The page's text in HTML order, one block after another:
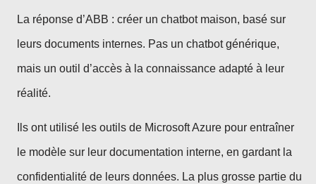
La réponse d’ABB : créer un chatbot maison, basé sur
leurs documents internes. Pas un chatbot générique,
mais un outil d’accès à la connaissance adapté à leur
réalité.
Ils ont utilisé les outils de Microsoft Azure pour entraîner
le modèle sur leur documentation interne, en gardant la
confidentialité de leurs données. La plus grosse partie du